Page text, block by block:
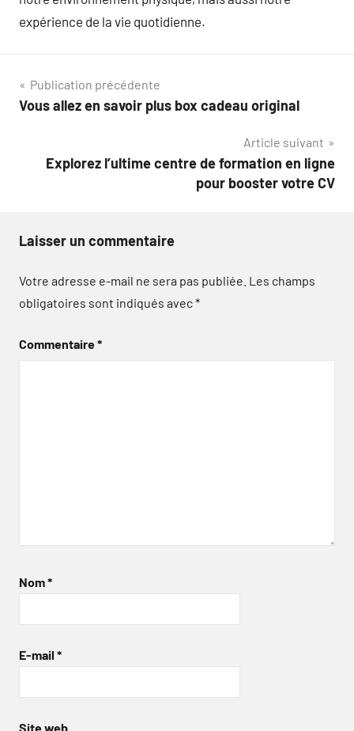
expérience de la vie quotidienne.
Navigation
de
Publication précédente
Vous allez en savoir plus box cadeau original
Article suivant
Explorez l’ultime centre de formation en ligne
pour booster votre CV
Laisser un commentaire
Votre adresse e-mail ne sera pas publiée. Les champs
obligatoires sont indiqués avec*
Commentaire*
Nom*
E-mail *
Site web